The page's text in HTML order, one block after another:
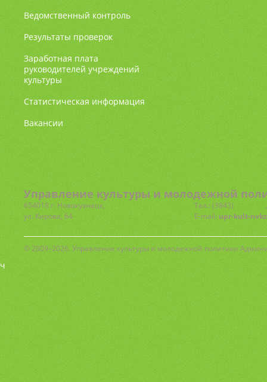
Ведомственный контроль
Результаты проверок
Заработная плата
руководителей учреждений
культуры
Статистическая информация
Вакансии
Управление культуры и молодежной
654018 г. Новокузнецк,
ул. Кирова, 64
Тел.: (3843)
E-mail: upr-kult-
© 2009–2026. Управление культуры и молодежной политики
ч